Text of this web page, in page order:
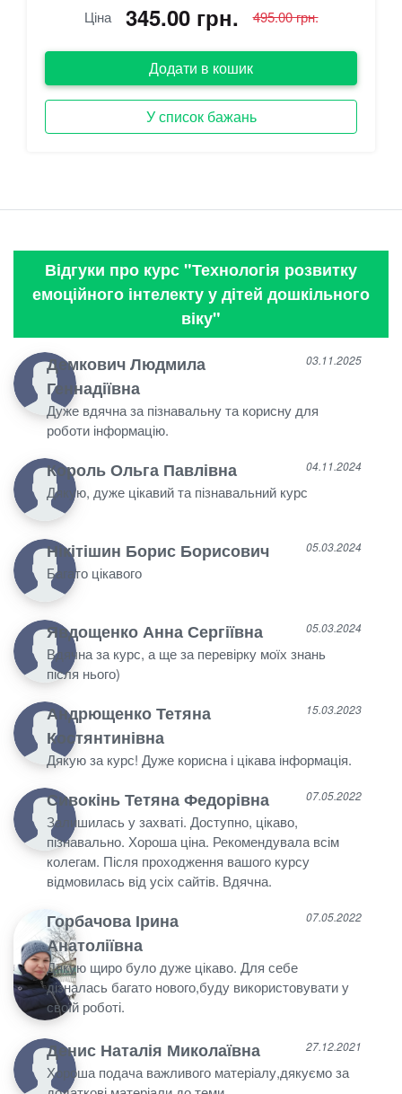
Ціна 345.00 грн. 495.00 грн.
Додати в кошик
У список бажань
Відгуки про курс "Технологія розвитку
емоційного інтелекту у дітей дошкільного
віку"
Демкович Людмила
Геннадіївна
03.11.2025
Дуже вдячна за пізнавальну та корисну для
роботи інформацію.
Король Ольга Павлівна 04.11.2024
Дякую, дуже цікавий та пізнавальний курс
Нікітішин Борис Борисович 05.03.2024
Багато цікавого
Явдощенко Анна Сергіївна 05.03.2024
Вдячна за курс, а ще за перевірку моїх знань
після нього)
Андрющенко Тетяна
Костянтинівна
15.03.2023
Дякую за курс! Дуже корисна і цікава інформація.
Сивокінь Тетяна Федорівна 07.05.2022
Залишилась у захваті. Доступно, цікаво,
пізнавально. Хороша ціна. Рекомендувала всім
колегам. Після проходження вашого курсу
відмовилась від усіх сайтів. Вдячна.
Горбачова Ірина
Анатоліївна
07.05.2022
Дякую щиро було дуже цікаво. Для себе
дізналась багато нового,буду використовувати у
своїй роботі.
Денис Наталія Миколаївна 27.12.2021
Хороша подача важливого матеріалу,дякуємо за